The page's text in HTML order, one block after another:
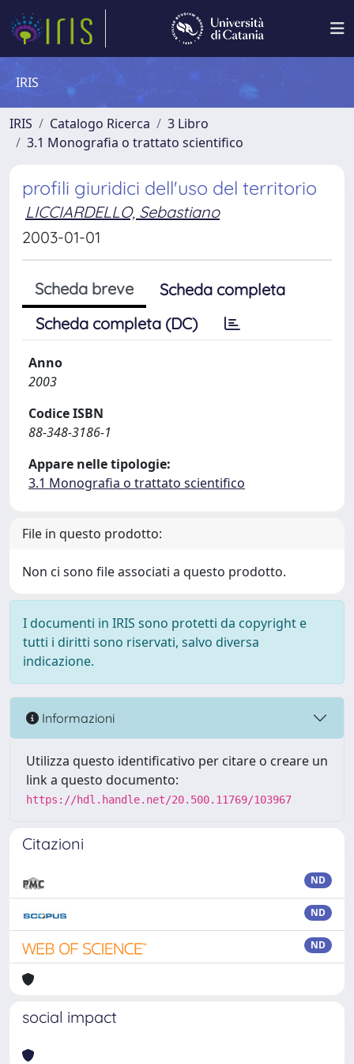
IRIS
IRIS Catalogo Ricerca
3 Libro
3.1 Monografia o trattato scientifico
profili giuridici dell'uso del territorio
LICCIARDELLO, Sebastiano
2003-01-01
Scheda breve
Scheda completa
Scheda completa (DC)
Anno
2003
Codice ISBN
88-348-3186-1
Appare nelle tipologie:
3.1 Monografia o trattato scientifico
File in questo prodotto:
Non ci sono file associati a questo prodotto.
I documenti in IRIS sono protetti da copyright e
tutti i diritti sono riservati, salvo diversa
indicazione.
Informazioni
Utilizza questo identificativo per citare o creare un
link a questo documento:
https://hdl.handle.net/20.500.11769/103967
Citazioni
ND
ND
ND
social impact